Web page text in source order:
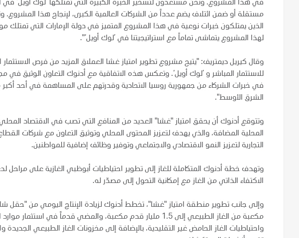
في هذا المشروع. ونحن مستعدون لتسخير الخبرة الكبيرة التي تمتلكها ’لوك أويل‘ في
مستقلة أو ضمن ائتلاف يضم عدداً من الشركات العالمية الكبرى، لإنجاح هذا المشروع.
الذين يمتلكون خبرات نوعية في هذا المشروع المتميز في دولة الإمارات التي تمتلك
لهذا المشروع يتماشى تماماً مع استراتيجيتنا في ’لوك أويل‘".
وقال كيريل ديمتريف: "يتيح مشروع تطوير امتياز غشا العملاق المزيد من فرص
للاستثمار المباشر و ’لوك أويل‘. وتعكس هذه الاتفاقية مع أدنوك التعاون الوثيق في
في خبرات الشركاء من جمهورية روسيا الاتحادية وقدرتهم على المساهمة في أحد أكبر
الشرق الأوسط".
وتتوقع أدنوك أن يحقق امتياز "غشا" العديد من المنافع التي تصب في الاقتصاد المحلي
المحلية المضافة، والذي يهدف لتعزيز المحتوى المحلي وتوثيق التعاون مع شركات
التجارية لتعزيز النمو الاقتصادي والاجتماعي وتوفير وظائف إضافية للمواطنين.
وتهدف خطة أدنوك المتكاملة للغاز إلى تطوير احتياطيات أبوظبي الغازية على
الاكتفاء الذاتي من الغاز مع إمكانية التحول إلى مصدّر له.
مكعبة من الغاز الطبيعي إلى 1.5 مليار قدم مكعبة، والمضي قدماً في
واحتياطيات الغاز الحامض غير التقليدية، بالإضافة إلى مخزونات الغاز الطبيعي